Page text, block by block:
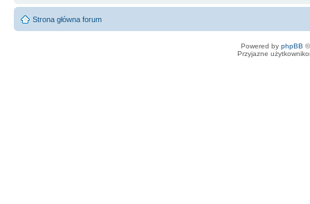
Strona główna forum
Powered by phpBB
Przyjazne